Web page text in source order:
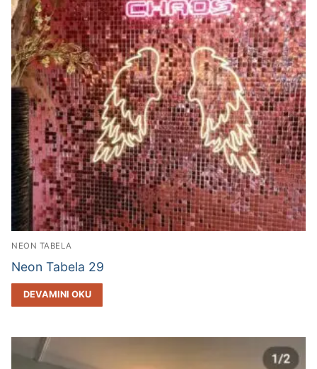
NEON TABELA
Neon Tabela 29
DEVAMINI OKU